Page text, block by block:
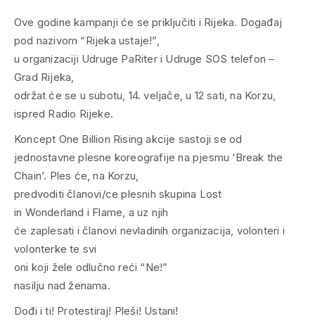
Ove godine kampanji će se priključiti i Rijeka. Događaj
pod nazivom “Rijeka ustaje!”,
u organizaciji Udruge PaRiter i Udruge SOS telefon –
Grad Rijeka,
održat će se u subotu, 14. veljače, u 12 sati, na Korzu,
ispred Radio Rijeke.
Koncept One Billion Rising akcije sastoji se od
jednostavne plesne koreografije na pjesmu ‘Break the
Chain’. Ples će, na Korzu,
predvoditi članovi/ce plesnih skupina Lost
in Wonderland i Flame, a uz njih
će zaplesati i članovi nevladinih organizacija, volonteri i
volonterke te svi
oni koji žele odlučno reći “Ne!”
nasilju nad ženama.
Dođi i ti! Protestiraj! Pleši! Ustani!